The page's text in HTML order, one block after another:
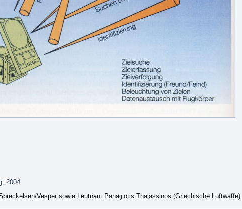
2004
Vesper sowie Leutnant Panagiotis Thalassinos (Griechische Luftwaffe).